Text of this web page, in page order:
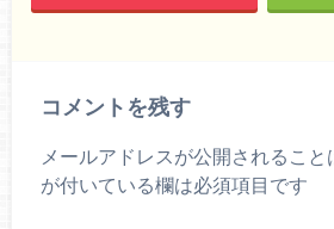
コメントを残す
メールアドレスが公開されること
が付いている欄は必須項目です